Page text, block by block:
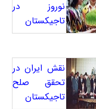
نوروز در
تاجیکستان
نقش ایران در
تحقق صلح
تاجیکستان